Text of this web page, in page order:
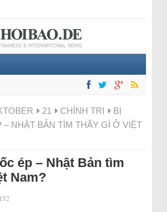
21 CHÍNH TRỊ
BỊ
– NHẬT BẢN TÌM THẤY GÌ Ở VIỆT
ép – Nhật Bản tìm
Nam?